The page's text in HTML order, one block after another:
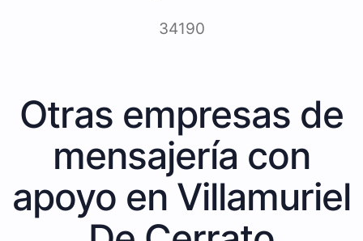
34190
Otras empresas de
mensajería con
apoyo en Villamuriel